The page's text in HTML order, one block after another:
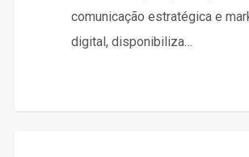
comunicação estratégica e
digital, disponibiliza…